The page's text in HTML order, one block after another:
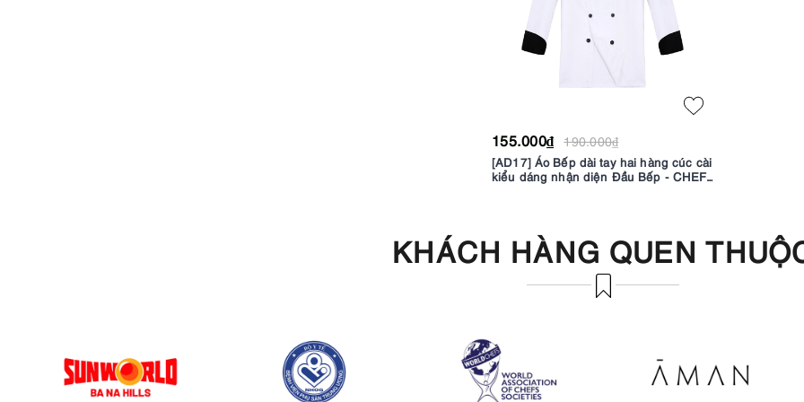
155.000₫ 190.000₫
[AD17] Áo Bếp dài tay hai hàng cúc cài
kiểu dáng nhận diện Đầu Bếp - CHEF
KHÁCH HÀNG QUEN